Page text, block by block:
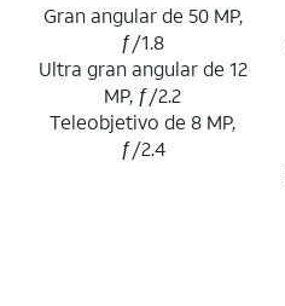
Gran angular de 50 MP,
ƒ/1.8
Ultra gran angular de 12
MP, ƒ/2.2
Teleobjetivo de 8 MP,
ƒ/2.4